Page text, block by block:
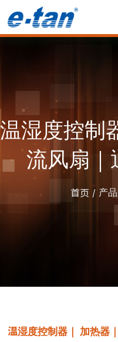
温湿度控制
流风扇
首页 产
温湿度控制器｜ 加热器